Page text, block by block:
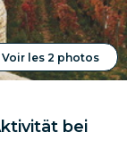
Voir les 2 photos
bei